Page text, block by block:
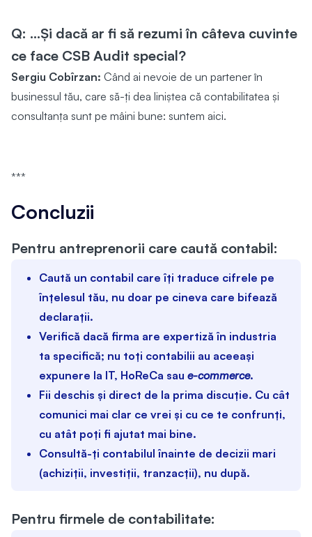
Q: …Și dacă ar fi să rezumi în câteva cuvinte
ce face CSB Audit special?
Sergiu Cobîrzan: Când ai nevoie de un partener în
businessul tău, care să-ți dea liniștea că contabilitatea și
consultanța sunt pe mâini bune: suntem aici.
***
Concluzii
Pentru antreprenorii care caută contabil:
Caută un contabil care îți traduce cifrele pe
înțelesul tău, nu doar pe cineva care bifează
declarații.
Verifică dacă firma are expertiză în industria
ta specifică; nu toți contabilii au aceeași
expunere la IT, HoReCa sau e-commerce.
Fii deschis și direct de la prima discuție. Cu cât
comunici mai clar ce vrei și cu ce te confrunți,
cu atât poți fi ajutat mai bine.
Consultă-ți contabilul înainte de decizii mari
(achiziții, investiții, tranzacții), nu după.
Pentru firmele de contabilitate: